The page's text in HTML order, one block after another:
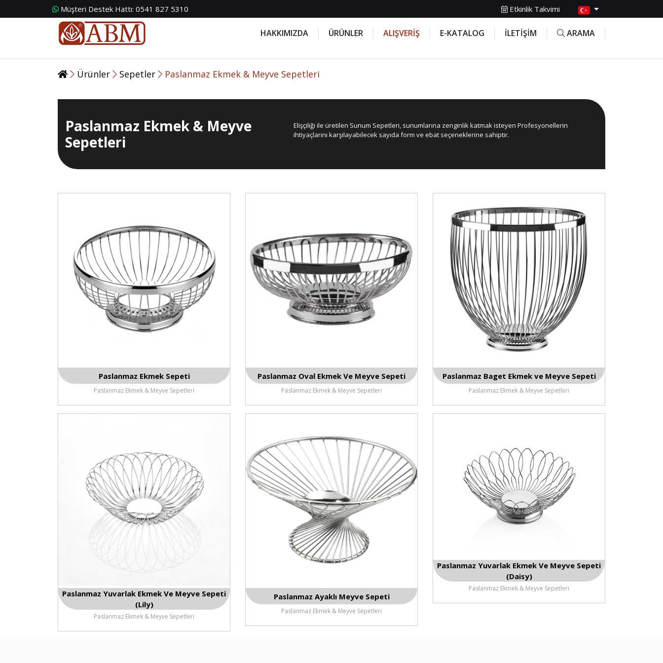
Müşteri Destek Hattı: 0541 827 5310 Etkinlik Takvimi
HAKKIMIZDA ÜRÜNLER ALIŞVERİŞ E-KATALOG İLETİŞİM ARAMA
Ürünler Sepetler Paslanmaz Ekmek & Meyve Sepetleri
Paslanmaz Ekmek & Meyve
Sepetleri
Elişçiliği ile üretilen Sunum Sepetleri, sunumlarına zenginlik katmak isteyen Profesyonellerin
ihtiyaçlarını karşılayabilecek sayıda form ve ebat seçeneklerine sahiptir.
Paslanmaz Ekmek Sepeti
Paslanmaz Ekmek & Meyve Sepetleri
Paslanmaz Oval Ekmek Ve Meyve Sepeti
Paslanmaz Ekmek & Meyve Sepetleri
Paslanmaz Baget Ekmek ve Meyve Sepeti
Paslanmaz Ekmek & Meyve Sepetleri
Paslanmaz Yuvarlak Ekmek Ve Meyve Sepeti
(Lily)
Paslanmaz Ekmek & Meyve Sepetleri
Paslanmaz Ayaklı Meyve Sepeti
Paslanmaz Ekmek & Meyve Sepetleri
Paslanmaz Yuvarlak Ekmek Ve Meyve Sepeti
(Daisy)
Paslanmaz Ekmek & Meyve Sepetleri